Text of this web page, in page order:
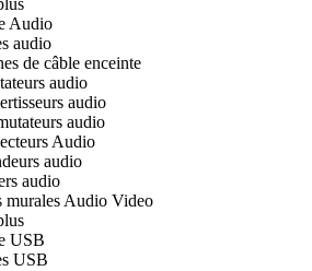
Audio
audio
de câble enceinte
audio
audio
audio
Audio
audio
audio
murales Audio Video
USB
USB